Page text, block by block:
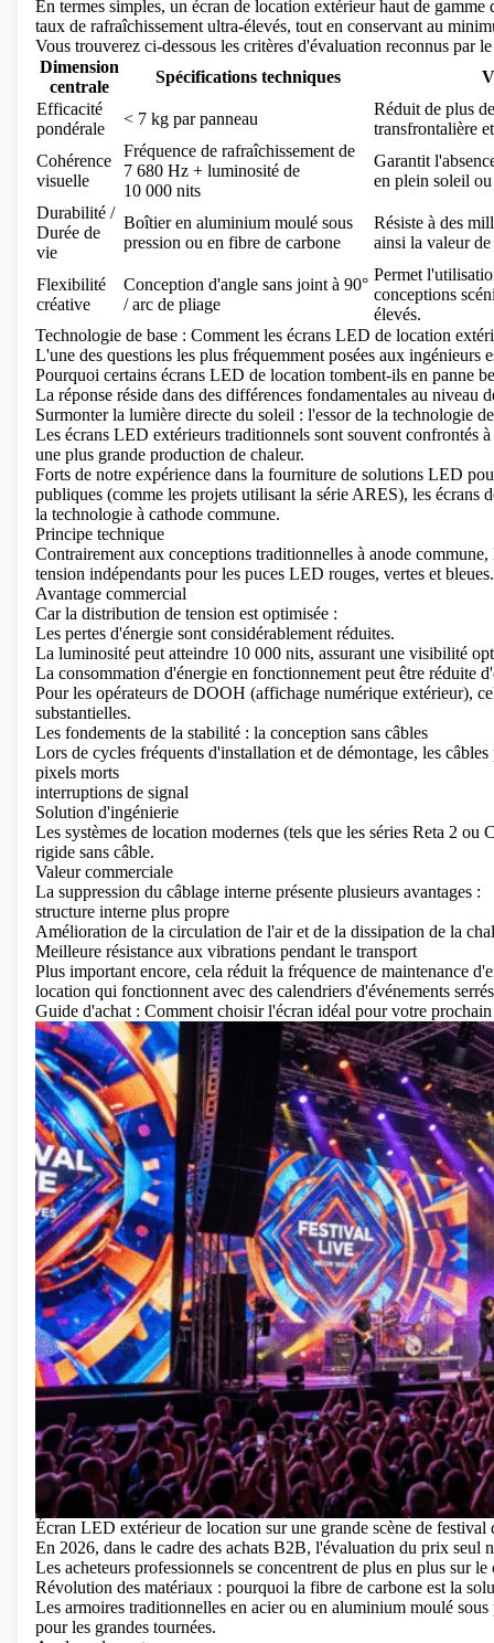
En termes simples, un écran de location extérieur haut de
taux de rafraîchissement ultra-élevés, tout en conservant au
Vous trouverez ci-dessous les critères d'évaluation reconnus par
Dimension
centrale
Spécifications techniques
Efficacité
pondérale
< 7 kg par panneau
Réduit de plus
transfrontalière
Cohérence
visuelle
Fréquence de rafraîchissement de
7 680 Hz + luminosité de
10 000 nits
Garantit
en plein soleil
Durabilité /
Durée de
vie
Boîtier en aluminium moulé sous
pression ou en fibre de carbone
Résiste à des
ainsi la valeur
Flexibilité
créative
Conception d'angle sans joint à 90°
/ arc de pliage
Permet
conceptions
élevés.
Technologie de base : Comment les écrans LED de location
L'une des questions les plus fréquemment posées aux ingénieurs
Pourquoi certains écrans LED de location tombent-ils en panne
La réponse réside dans des différences fondamentales au
Surmonter la lumière directe du soleil : l'essor de la technologie
Les écrans LED extérieurs traditionnels sont souvent confrontés
une plus grande production de chaleur.
Forts de notre expérience dans la fourniture de solutions LED
publiques (comme les projets utilisant la série ARES), les écrans
la technologie à cathode commune.
Principe technique
Contrairement aux conceptions traditionnelles à anode
tension indépendants pour les puces LED rouges, vertes et bleues.
Avantage commercial
Car la distribution de tension est optimisée :
Les pertes d'énergie sont considérablement réduites.
La luminosité peut atteindre 10 000 nits, assurant une visibilité
La consommation d'énergie en fonctionnement peut être réduite
Pour les opérateurs de DOOH (affichage numérique extérieur),
substantielles.
Les fondements de la stabilité : la conception sans câbles
Lors de cycles fréquents d'installation et de démontage, les
pixels morts
interruptions de signal
Solution d'ingénierie
Les systèmes de location modernes (tels que les séries Reta 2
rigide sans câble.
Valeur commerciale
La suppression du câblage interne présente plusieurs avantages :
structure interne plus propre
Amélioration de la circulation de l'air et de la dissipation de la
Meilleure résistance aux vibrations pendant le transport
Plus important encore, cela réduit la fréquence de maintenance
location qui fonctionnent avec des calendriers d'événements
Guide d'achat : Comment choisir l'écran idéal pour votre
Écran LED extérieur de location sur une grande scène de festival
En 2026, dans le cadre des achats B2B, l'évaluation du prix seul
Les acheteurs professionnels se concentrent de plus en plus sur
Révolution des matériaux : pourquoi la fibre de carbone est la
Les armoires traditionnelles en acier ou en aluminium moulé
pour les grandes tournées.